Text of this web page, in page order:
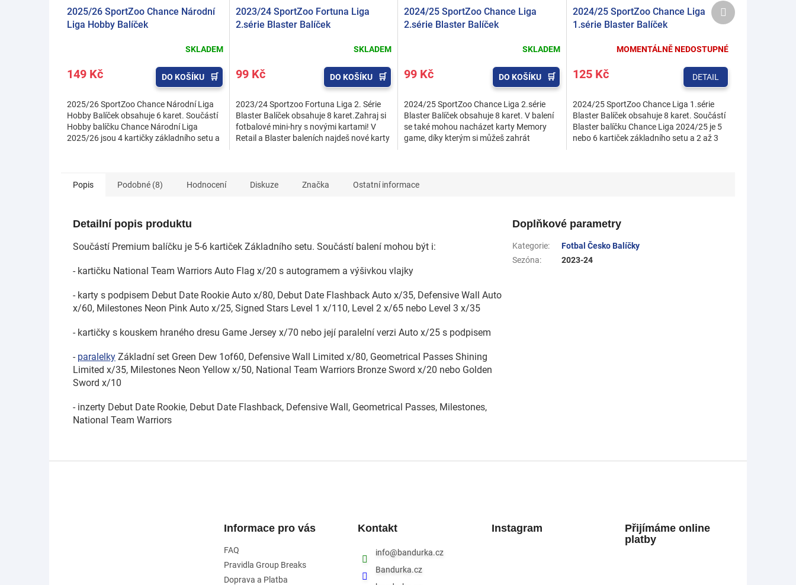
2025/26 SportZoo Chance Národní
Liga Hobby Balíček
SKLADEM
149 Kč DO KOŠÍKU
2025/26 SportZoo Chance Národní Liga
Hobby Balíček obsahuje 6 karet. Součástí
Hobby balíčku Chance Národní Liga
2025/26 jsou 4 kartičky základního setu a
2023/24 SportZoo Fortuna Liga
2.série Blaster Balíček
SKLADEM
99 Kč DO KOŠÍKU
2023/24 Sportzoo Fortuna Liga 2. Série
Blaster Balíček obsahuje 8 karet.Zahraj si
fotbalové mini-hry s novými kartami! V
Retail a Blaster baleních najdeš nové karty
2024/25 SportZoo Chance Liga
2.série Blaster Balíček
SKLADEM
99 Kč DO KOŠÍKU
2024/25 SportZoo Chance Liga 2.série
Blaster Balíček obsahuje 8 karet. V balení
se také mohou nacházet karty Memory
game, díky kterým si můžeš zahrát
2024/25 SportZoo Chance Liga
1.série Blaster Balíček
MOMENTÁLNĚ NEDOSTUPNÉ
125 Kč DETAIL
2024/25 SportZoo Chance Liga 1.série
Blaster Balíček obsahuje 8 karet. Součástí
Blaster balíčku Chance Liga 2024/25 je 5
nebo 6 kartiček základního setu a 2 až 3
Další
produkt
Popis Podobné (8) Hodnocení Diskuze Značka Ostatní informace
Detailní popis produktu
Součástí Premium balíčku je 5-6 kartiček Základního setu. Součástí balení mohou být i:
- kartičku National Team Warriors Auto Flag x/20 s autogramem a výšivkou vlajky
- karty s podpisem Debut Date Rookie Auto x/80, Debut Date Flashback Auto x/35, Defensive Wall Auto
x/60, Milestones Neon Pink Auto x/25, Signed Stars Level 1 x/110, Level 2 x/65 nebo Level 3 x/35
- kartičky s kouskem hraného dresu Game Jersey x/70 nebo její paralelní verzi Auto x/25 s podpisem
- paralelky Základní set Green Dew 1of60, Defensive Wall Limited x/80, Geometrical Passes Shining
Limited x/35, Milestones Neon Yellow x/50, National Team Warriors Bronze Sword x/20 nebo Golden
Sword x/10
- inzerty Debut Date Rookie, Debut Date Flashback, Defensive Wall, Geometrical Passes, Milestones,
National Team Warriors
Doplňkové parametry
Kategorie:
Fotbal Česko Balíčky
Sezóna: 2023-24
Informace pro vás
FAQ
Pravidla Group Breaks
Doprava a Platba
Kontakt
info@bandurka.cz
Bandurka.cz
Instagram
Přijímáme online
platby